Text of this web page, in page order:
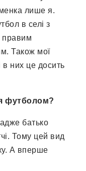
лише я.
в селі з
правим
Також мої
в них це досить
футболом?
батько
Тому цей вид
А вперше